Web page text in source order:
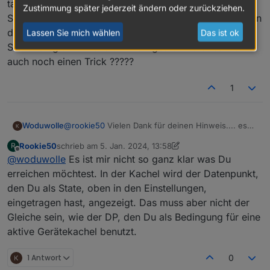
taucht die Kachel auf ( alles wie es soll) doch der
Schalter bleibt dann auch visuell auf an stehen. Ich kann
diesen dann schalten das funktioniert nur wird der
Schieberegler immer als AN dargestellt. Gibt es hierzu
auch noch einen Trick ?????
1
Woduwolle@rookie50 Vielen Dank für deinen Hinweis.... es
allerdings wenn ich den Rasensprenger auf AUTO
setzte taucht die Kachel auf ( alles wie es soll)
doch der Schalter bleibt dann auch visuell auf an
stehen. Ich kann diesen dann schalten das
funktioniert nur wird der Schieberegler immer als
AN dargestellt. Gibt es hierzu auch noch einen
Trick ?????
R
Offline
Rookie50schrieb am 5. Jan. 2024, 13:58
zuletzt editiert von Rookie501. Mai 2024, 14:59
@woduwolle Es ist mir nicht so ganz klar was Du
erreichen möchtest. In der Kachel wird der Datenpunkt,
den Du als State, oben in den Einstellungen,
eingetragen hast, angezeigt. Das muss aber nicht der
Gleiche sein, wie der DP, den Du als Bedingung für eine
aktive Gerätekachel benutzt.
1 Antwort 0
Zustimmung später jederzeit ändern oder zurückziehen.
Lassen Sie mich wählen Das ist ok